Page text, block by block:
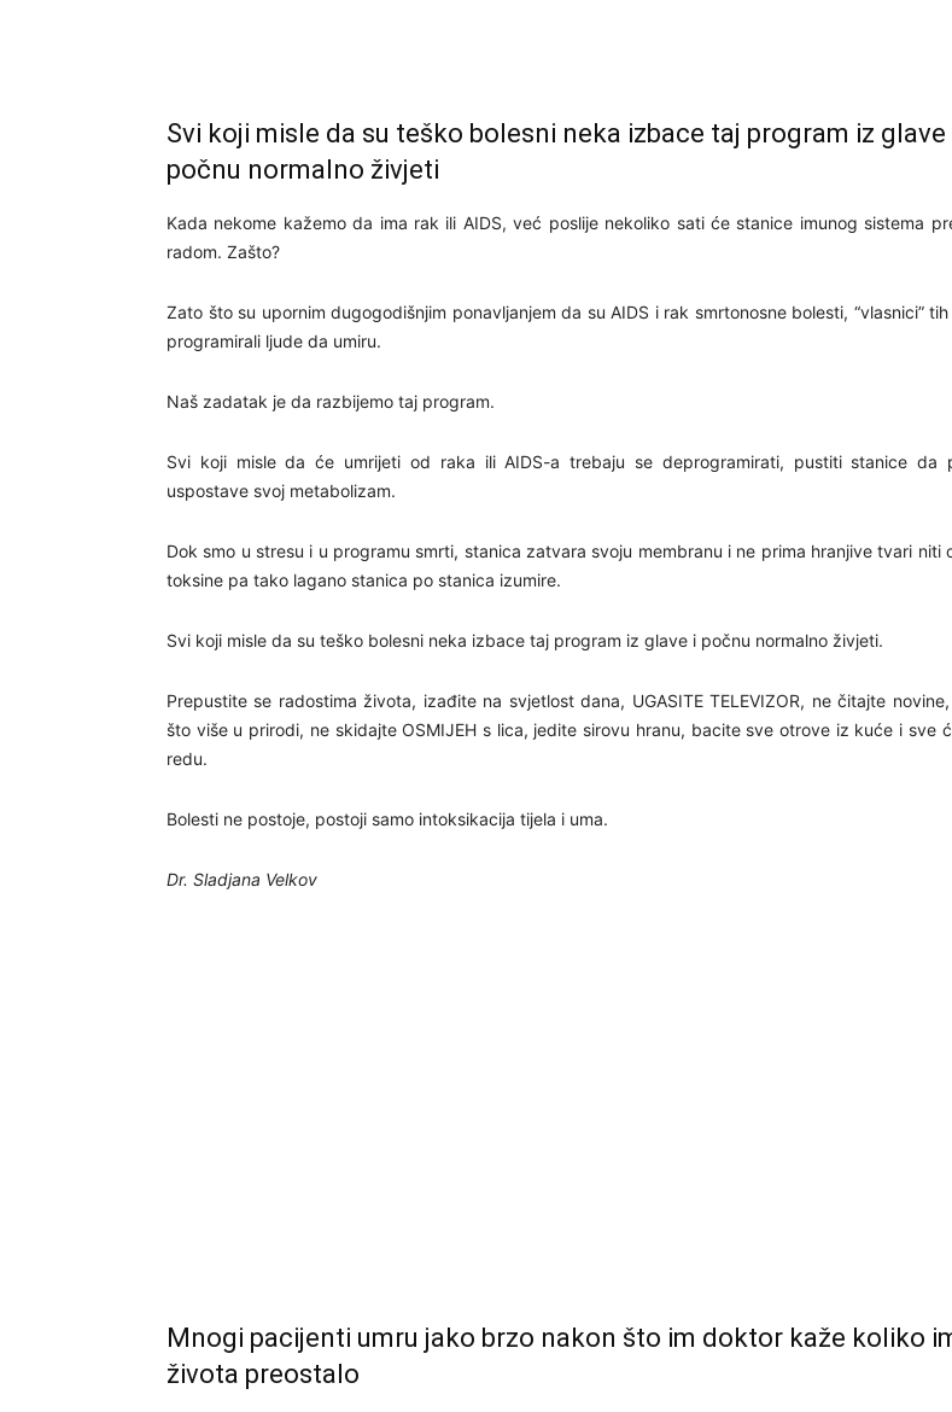
Svi koji misle da su teško bolesni neka izbace taj program iz glave
počnu normalno živjeti
Kada nekome kažemo da ima rak ili AIDS, već poslije nekoliko sati će stanice imunog sistema
radom. Zašto?
Zato što su upornim dugogodišnjim ponavljanjem da su AIDS i rak smrtonosne bolesti, “vlasnici”
programirali ljude da umiru.
Naš zadatak je da razbijemo taj program.
Svi koji misle da će umrijeti od raka ili AIDS-a trebaju se deprogramirati, pustiti stanice da
uspostave svoj metabolizam.
Dok smo u stresu i u programu smrti, stanica zatvara svoju membranu i ne prima hranjive tvari niti
toksine pa tako lagano stanica po stanica izumire.
Svi koji misle da su teško bolesni neka izbace taj program iz glave i počnu normalno živjeti.
Prepustite se radostima života, izađite na svjetlost dana, UGASITE TELEVIZOR, ne čitajte
što više u prirodi, ne skidajte OSMIJEH s lica, jedite sirovu hranu, bacite sve otrove iz kuće i sve
redu.
Bolesti ne postoje, postoji samo intoksikacija tijela i uma.
Dr. Sladjana Velkov
Mnogi pacijenti umru jako brzo nakon što im doktor kaže koliko
života preostalo